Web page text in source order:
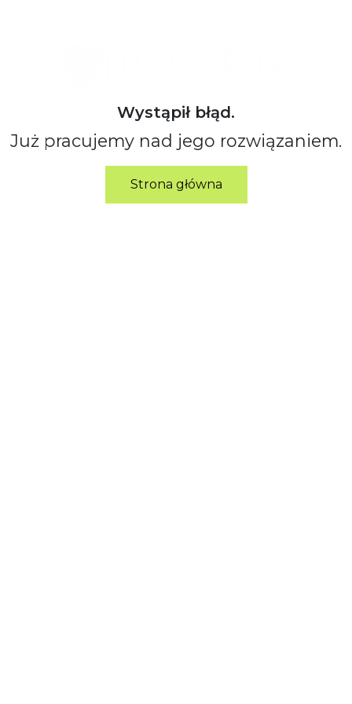
Wystąpił błąd.
Już pracujemy nad jego rozwiązaniem.
Strona główna